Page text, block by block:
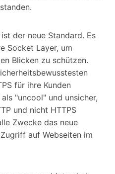
der neue Standard. Es
Socket Layer, um
Blicken zu schützen.
für ihre Kunden
"uncool" und unsicher,
und nicht HTTPS
Zwecke das neue
auf Webseiten im